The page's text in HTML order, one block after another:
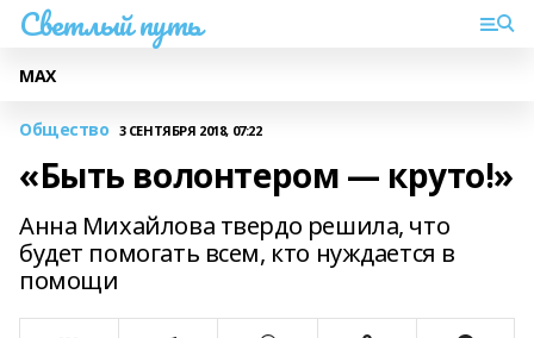
Светлый путь
МАХ
Общество 3 СЕНТЯБРЯ 2018, 07:22
«Быть волонтером — круто!»
Анна Михайлова твердо решила, что
будет помогать всем, кто нуждается в
помощи